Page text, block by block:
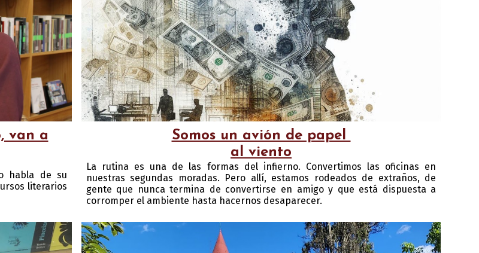
van a
habla de su
literarios
Somos un avión de papel
al viento
La rutina es una de las formas del infierno. Convertimos las oficinas en
nuestras segundas moradas. Pero allí, estamos rodeados de extraños, de
gente que nunca termina de convertirse en amigo y que está dispuesta a
corromper el ambiente hasta hacernos desaparecer.